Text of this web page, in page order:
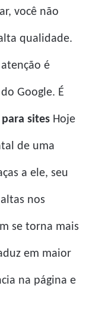
você não
qualidade.
é
Google. É
para sites Hoje
de uma
a ele, seu
nos
se torna mais
em maior
na página e